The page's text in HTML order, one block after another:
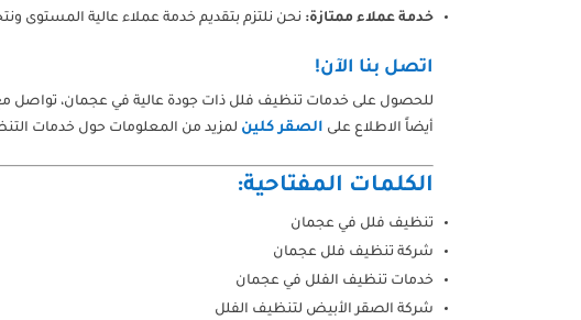
خدمة عملاء ممتازة: نحن نلتزم بتقديم خدمة عملاء عالية المستوى
اتصل بنا الآن!
للحصول على خدمات تنظيف فلل ذات جودة عالية في عجمان، تواصل
أيضاً الاطلاع على الصقر كلين لمزيد من المعلومات حول خدمات
الكلمات المفتاحية:
تنظيف فلل في عجمان
شركة تنظيف فلل عجمان
خدمات تنظيف الفلل في عجمان
شركة الصقر الأبيض لتنظيف الفلل